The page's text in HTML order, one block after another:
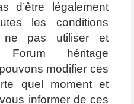
d’être légalement
les conditions
ne pas utiliser et
héritage
modifier ces
quel moment et
informer de ces